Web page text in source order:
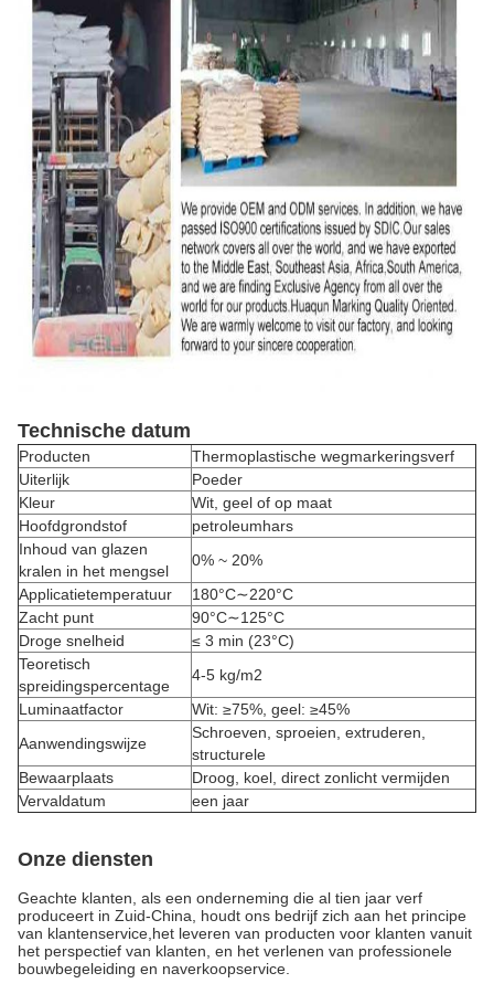
Technische datum
Producten
Thermoplastische wegmarkeringsverf
Uiterlijk
Poeder
Kleur
Wit, geel of op maat
Hoofdgrondstof
petroleumhars
Inhoud van glazen
kralen in het mengsel
0% ~ 20%
Applicatietemperatuur
180°C∼220°C
Zacht punt
90°C∼125°C
Droge snelheid
≤ 3 min (23°C)
Teoretisch
spreidingspercentage
4-5 kg/m2
Luminaatfactor
Wit: ≥75%, geel: ≥45%
Aanwendingswijze
Schroeven, sproeien, extruderen,
structurele
Bewaarplaats
Droog, koel, direct zonlicht vermijden
Vervaldatum
een jaar
Onze diensten
Geachte klanten, als een onderneming die al tien jaar verf
produceert in Zuid-China, houdt ons bedrijf zich aan het principe
van klantenservice,het leveren van producten voor klanten vanuit
het perspectief van klanten, en het verlenen van professionele
bouwbegeleiding en naverkoopservice.